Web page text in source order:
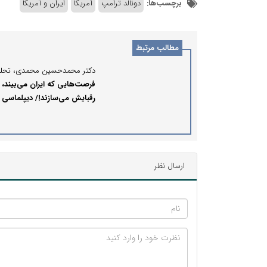
برچسب‌ها: دونالد ترامپ آمریکا ایران و آمریکا
مطالب مرتبط
فرصت‌هایی که ایران می‌بیند،
رقبایش می‌سازند!/ دیپلماسی
ارسال نظر